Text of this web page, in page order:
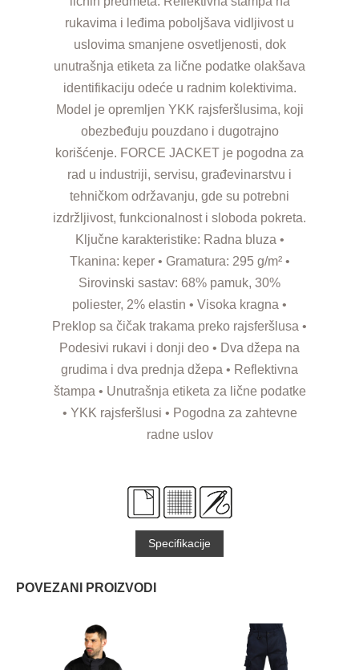
rukavima i leđima poboljšava vidljivost u
uslovima smanjene osvetljenosti, dok
unutrašnja etiketa za lične podatke olakšava
identifikaciju odeće u radnim kolektivima.
Model je opremljen YKK rajsferšlusima, koji
obezbeđuju pouzdano i dugotrajno
korišćenje. FORCE JACKET je pogodna za
rad u industriji, servisu, građevinarstvu i
tehničkom održavanju, gde su potrebni
izdržljivost, funkcionalnost i sloboda pokreta.
Ključne karakteristike: Radna bluza •
Tkanina: keper • Gramatura: 295 g/m² •
Sirovinski sastav: 68% pamuk, 30%
poliester, 2% elastin • Visoka kragna •
Preklop sa čičak trakama preko rajsferšlusa •
Podesivi rukavi i donji deo • Dva džepa na
grudima i dva prednja džepa • Reflektivna
štampa • Unutrašnja etiketa za lične podatke
• YKK rajsferšlusi • Pogodna za zahtevne
radne uslov
Specifikacije
POVEZANI PROIZVODI